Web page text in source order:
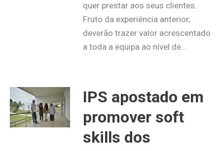
quer prestar aos seus clientes.
Fruto da experiência anterior,
deverão trazer valor acrescentado
a toda a equipa ao nível de…
IPS apostado em
promover soft
skills dos